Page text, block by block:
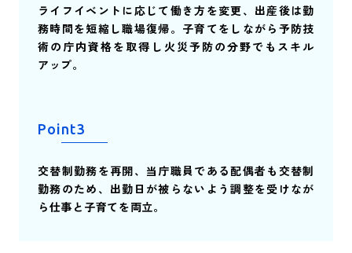
ライフイベントに応じて働き方を変更、出産後は勤
務時間を短縮し職場復帰。子育てをしながら予防技
術の庁内資格を取得し火災予防の分野でもスキル
アップ。
Point3
交替制勤務を再開、当庁職員である配偶者も交替制
勤務のため、出勤日が被らないよう調整を受けなが
ら仕事と子育てを両立。